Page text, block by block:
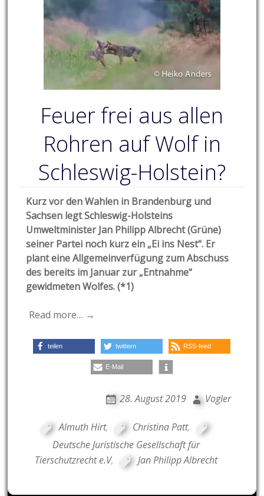
Feuer frei aus allen
Rohren auf Wolf in
Schleswig-Holstein?
Kurz vor den Wahlen in Brandenburg und
Sachsen legt Schleswig-Holsteins
Umweltminister Jan Philipp Albrecht (Grüne)
seiner Partei noch kurz ein „Ei ins Nest“. Er
plant eine Allgemeinverfügung zum Abschuss
des bereits im Januar zur „Entnahme“
gewidmeten Wolfes. (*1)
Read more… →
teilen twittern RSS-feed
E-Mail
28. August 2019 Vogler
Almuth Hirt, Christina Patt,
Deutsche Juristische Gesellschaft für
Tierschutzrecht e.V, Jan Philipp Albrecht